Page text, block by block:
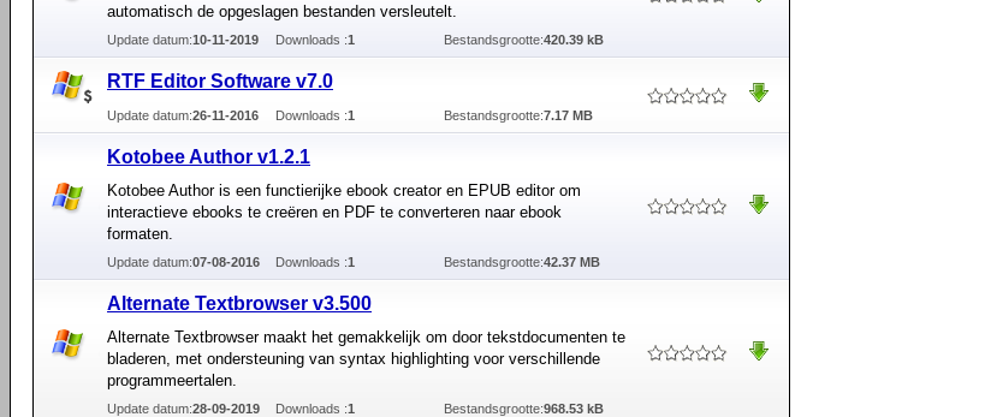
automatisch de opgeslagen bestanden versleutelt.
Update datum:10-11-2019 Downloads :1 Bestandsgrootte:420.39 kB
RTF Editor Software v7.0
Update datum:26-11-2016 Downloads :1 Bestandsgrootte:7.17 MB
Kotobee Author v1.2.1
Kotobee Author is een functierijke ebook creator en EPUB editor om
interactieve ebooks te creëren en PDF te converteren naar ebook
formaten.
Update datum:07-08-2016 Downloads :1 Bestandsgrootte:42.37 MB
Alternate Textbrowser v3.500
Alternate Textbrowser maakt het gemakkelijk om door tekstdocumenten te
bladeren, met ondersteuning van syntax highlighting voor verschillende
programmeertalen.
Update datum:28-09-2019 Downloads :1 Bestandsgrootte:968.53 kB